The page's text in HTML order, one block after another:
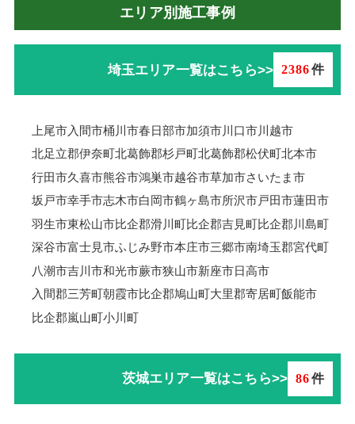
エリア別施工事例
埼玉エリア一覧はこちら>> 2386件
上尾市入間市桶川市春日部市加須市川口市川越市
北足立郡伊奈町北葛飾郡杉戸町北葛飾郡松伏町北本市
行田市久喜市熊谷市鴻巣市越谷市草加市さいたま市
坂戸市幸手市志木市白岡市鶴ヶ島市所沢市戸田市蓮田市
羽生市東松山市比企郡滑川町比企郡吉見町比企郡川島町
深谷市富士見市ふじみ野市本庄市三郷市南埼玉郡宮代町
八潮市吉川市和光市蕨市狭山市新座市日高市
入間郡三芳町朝霞市比企郡鳩山町大里郡寄居町飯能市
比企郡嵐山町小川町
茨城エリア一覧はこちら>> 86件